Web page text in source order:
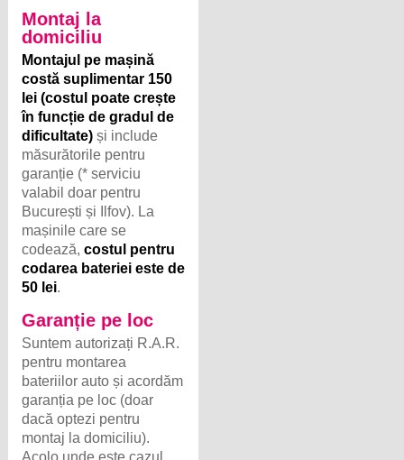
Montaj la
domiciliu
Montajul pe mașină
costă suplimentar 150
lei (costul poate crește
în funcție de gradul de
dificultate) și include
măsurătorile pentru
garanție (* serviciu
valabil doar pentru
București și Ilfov). La
mașinile care se
codează,costul pentru
codarea bateriei este de
50 lei.
Garanție pe loc
Suntem autorizați R.A.R.
pentru montarea
bateriilor auto și acordăm
garanția pe loc (doar
dacă optezi pentru
montaj la domiciliu).
Acolo unde este cazul,